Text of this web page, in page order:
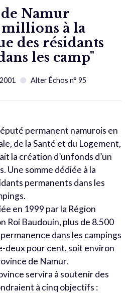
Namur
millions à la
des résidants
les camp"
Alter Échos n° 95
permanent namurois en
de la Santé et du Logement,
la création d’unfonds d’un
Une somme dédiée à la
permanents dans les
en 1999 par la Région
Roi Baudouin, plus de 8.500
dans les campings
deux pour cent, soit environ
de Namur.
servira à soutenir des
à cinq objectifs :